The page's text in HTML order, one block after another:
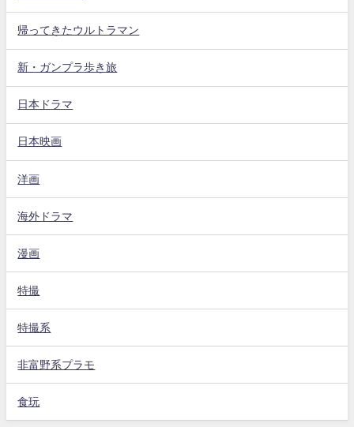
帰ってきたウルトラマン
新・ガンプラ歩き旅
日本ドラマ
日本映画
洋画
海外ドラマ
漫画
特撮
特撮系
非富野系プラモ
食玩